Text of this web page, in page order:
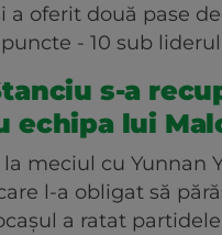
a oferit două pase
puncte - 10 sub
s-a
echipa lui
la meciul cu Yunnan
l-a obligat să
a ratat